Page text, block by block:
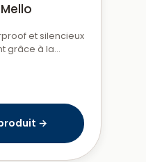
et silencieux
grâce à la
→